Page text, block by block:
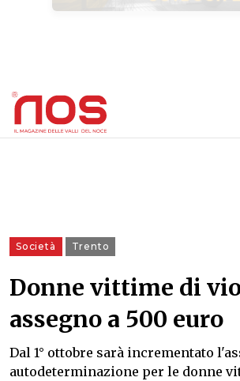
Società Trento
Donne vittime di
assegno a 500 euro
Dal 1° ottobre sarà incrementato
autodeterminazione per le donne